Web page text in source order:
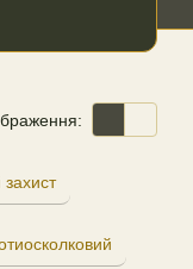
захист